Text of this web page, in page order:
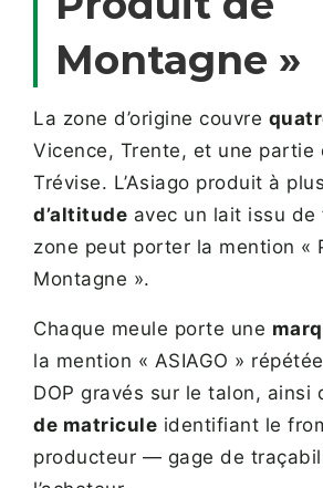
Montagne »
La zone d’origine couvre
Vicence, Trente, et une partie
Trévise. L’Asiago produit à
d’altitude avec un lait issu de
zone peut porter la mention «
Montagne ».
Chaque meule porte une
la mention « ASIAGO »
DOP gravés sur le talon, ainsi
de matricule identifiant le
producteur — gage de